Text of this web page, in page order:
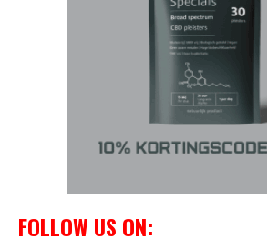
FOLLOW US ON: